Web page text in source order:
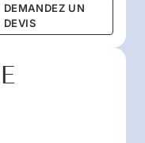
DEMANDEZ UN
DEVIS